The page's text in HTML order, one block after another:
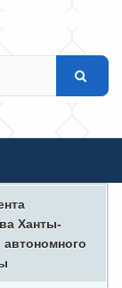
Ханты-
автономного